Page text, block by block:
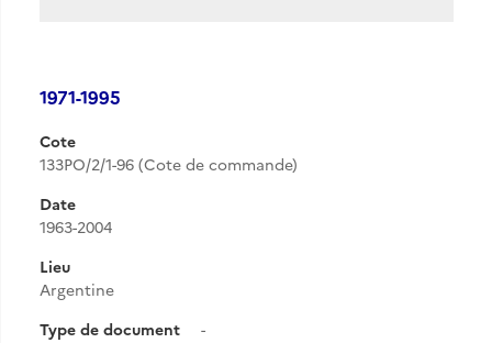
1971-1995
Cote
133PO/2/1-96 (Cote de commande)
Date
1963-2004
Lieu
Argentine
Type de document
-